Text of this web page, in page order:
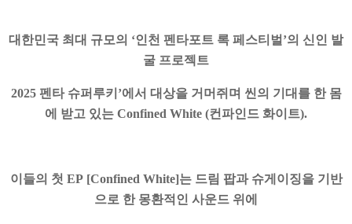
대한민국 최대 규모의 ‘인천 펜타포트 록 페스티벌’의 신인 발
굴 프로젝트
2025 펜타 슈퍼루키’에서 대상을 거머쥐며 씬의 기대를 한 몸
에 받고 있는 Confined White (컨파인드 화이트).
이들의 첫 EP [Confined White]는 드림 팝과 슈게이징을 기반
으로 한 몽환적인 사운드 위에